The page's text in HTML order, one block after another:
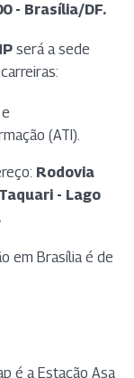
- Brasília/DF.
será a sede
(ATI).
Rodovia
- Lago
em Brasília é de
é a Estação Asa